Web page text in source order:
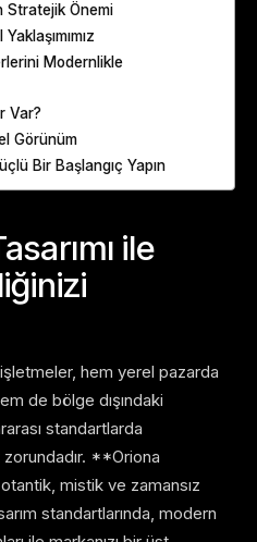
Stratejik Önemi
Modernlikle
Var?
Görünüm
Bir Başlangıç Yapın
ile
hem yerel pazarda
de bölge dışındaki
standartlarda
**Oriona
mistik ve zamansız
standartlarında, modern